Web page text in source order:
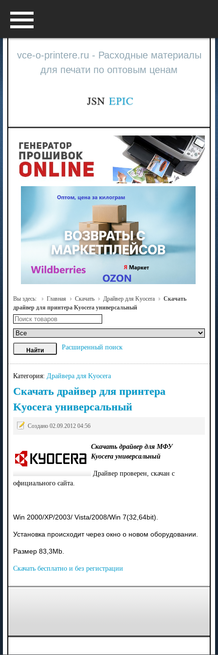
vce-o-printere.ru - Расходные материалы
для печати по оптовым ценам
Вы здесь: Главная Скачать Драйвер для Kyocera
Скачать
драйвер для принтера Kyocera универсальный
Расширенный поиск
Категория: Драйвера для Kyocera
Скачать драйвер для принтера
Kyocera универсальный
Создано 02.09.2012 04:56
Скачать драйвер для МФУ
Kyocera универсальный
Драйвер проверен, скачан с
официального сайта.
Win 2000/XP/2003/ Vista/2008/Win 7(32,64bit).
Установка происходит через окно о новом оборудовании.
Размер 83,3Mb.
Скачать бесплатно и без регистрации